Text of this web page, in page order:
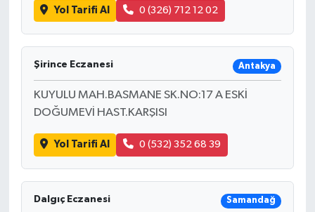
Yol Tarifi Al 0 (326) 712 12 02
Şirince Eczanesi Antakya
KUYULU MAH.BASMANE SK.NO:17 A ESKİ
DOĞUMEVİ HAST.KARŞISI
Yol Tarifi Al 0 (532) 352 68 39
Dalgıç Eczanesi Samandağ